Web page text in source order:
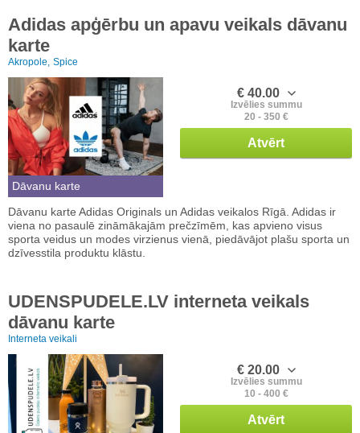
Adidas apģērbu un apavu veikals dāvanu
karte
Akropole, Spice
Dāvanu karte
€ 40.00
Izvēlies summu
20 - 350 €
Atvērt
Dāvanu karte Adidas Originals un Adidas veikalos Rīgā. Adidas ir
viena no pasaulē zināmākajām prečzīmēm, kas apvieno visus
sporta veidus un modes virzienus vienā, piedāvājot plašu sporta un
dzīvesstila produktu klāstu.
UDENSPUDELE.LV interneta veikals
dāvanu karte
Interneta veikali
€ 20.00
Izvēlies summu
10 - 400 €
Atvērt